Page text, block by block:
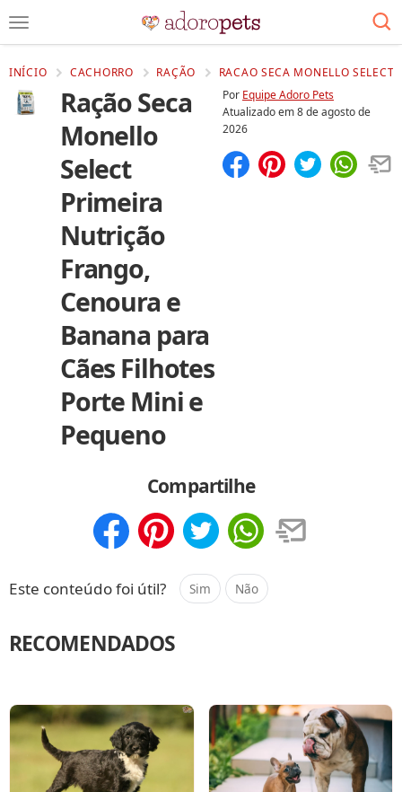
INÍCIO CACHORRO RAÇÃO RACAO SECA MONELLO
Ração Seca
Monello
Select
Primeira
Nutrição
Frango,
Cenoura e
Banana para
Cães Filhotes
Porte Mini e
Pequeno
Por Equipe Adoro Pets
Atualizado em8 de agosto de
2026
Compartilhe
Este conteúdo foi útil? Sim Não
RECOMENDADOS